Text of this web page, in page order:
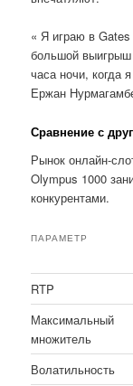
« Я играю в
большой выигрыш
часа ночи, когда
Ержан
Сравнение с
Рынок онлайн-
Olympus 1000
конкурентами.
ПАРАМЕТР
RTP
Максимальный
множитель
Волатильность